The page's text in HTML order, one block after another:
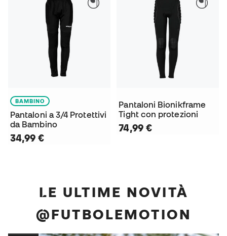
BAMBINO
Pantaloni a 3/4 Protettivi
da Bambino
34,99 €
Pantaloni Bionikframe
Tight con protezioni
74,99 €
LE ULTIME NOVITÀ
@FUTBOLEMOTION